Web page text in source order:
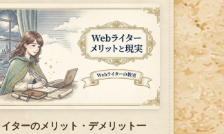
ターのメリット・デメリット一